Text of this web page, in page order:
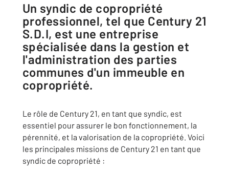
Un syndic de copropriété
professionnel, tel que Century 21
S.D.I, est une entreprise
spécialisée dans la gestion et
l'administration des parties
communes d'un immeuble en
copropriété.
Le rôle de Century 21, en tant que syndic, est
essentiel pour assurer le bon fonctionnement, la
pérennité, et la valorisation de la copropriété. Voici
les principales missions de Century 21 en tant que
syndic de copropriété :